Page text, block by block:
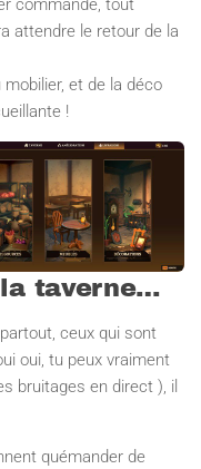
commande, tout
attendre le retour de la
et de la déco
!
taverne…
ceux qui sont
oui, tu peux vraiment
bruitages en direct ), il
quémander de